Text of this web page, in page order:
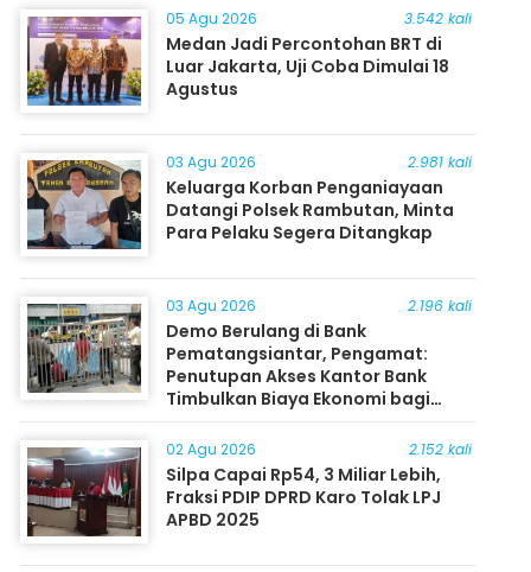
05 Agu 2026 3.542 kali
Medan Jadi Percontohan BRT di
Luar Jakarta, Uji Coba Dimulai 18
Agustus
03 Agu 2026 2.981 kali
Keluarga Korban Penganiayaan
Datangi Polsek Rambutan, Minta
Para Pelaku Segera Ditangkap
03 Agu 2026 2.196 kali
Demo Berulang di Bank
Pematangsiantar, Pengamat:
Penutupan Akses Kantor Bank
Timbulkan Biaya Ekonomi bagi
Masyarakat
02 Agu 2026 2.152 kali
Silpa Capai Rp54, 3 Miliar Lebih,
Fraksi PDIP DPRD Karo Tolak LPJ
APBD 2025